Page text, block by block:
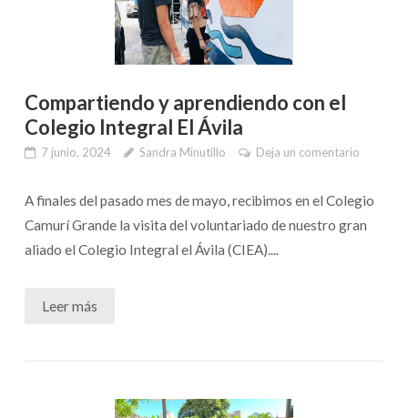
Compartiendo y aprendiendo con el
Colegio Integral El Ávila
7 junio, 2024 Sandra Minutillo Deja un comentario
A finales del pasado mes de mayo, recibimos en el Colegio
Camurí Grande la visita del voluntariado de nuestro gran
aliado el Colegio Integral el Ávila (CIEA)....
Leer más